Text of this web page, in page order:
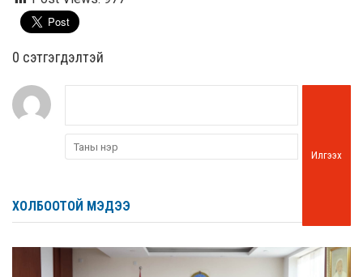
0 cэтгэгдэлтэй
Илгээх
ХОЛБООТОЙ МЭДЭЭ